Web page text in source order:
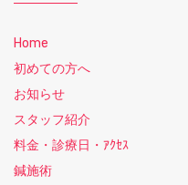
Home
初めての方へ
お知らせ
スタッフ紹介
料金・診療日・ｱｸｾｽ
鍼施術